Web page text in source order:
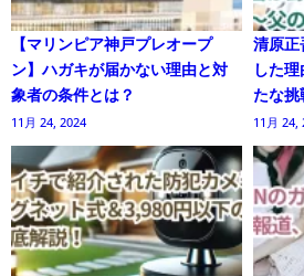
【マリンピア神戸プレオープ
ン】ハガキが届かない理由と対
象者の条件とは？
11月 24, 2024
清原正
した
たな挑
11月 24,